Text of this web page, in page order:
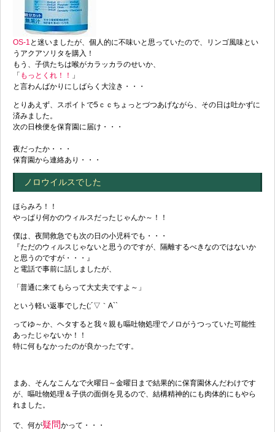
OS-1 と迷いましたが、個人的に不味いと思っていたので、リンゴ風味とい
うアクアソリタを購入！
もう、子供たちは喉がカラッカラのせいか、
「 もっとくれ！！
」
と言わんばかりにしばらく大泣き・・・
とりあえず、スポイトで5ｃｃちょっとづつあげながら、その日は吐かずに
済みました。
次の日検便を保育園に届け・・・
夜だったか・・・
保育園から連絡あり・・・
ノロウイルスでした
ほらみろ！！
やっぱり何かのウィルスだったじゃんか～！！
僕は、夜間救急でも次の日の小児科でも・・・
『ただのウィルスじゃないと思うのですが、隔離するべきなのではないか
と思うのですが・・・』
と電話で事前に話しましたが、
「普通に来てもらって大丈夫ですよ～」
という軽い返事でした(;´▽｀A``
ってゆ～か、ヘタすると我々親も嘔吐物処理でノロがうつっていた可能性
あったじゃないか！！
特に何もなかったのが良かったです。
まあ、そんなこんなで火曜日～金曜日まで結果的に保育園休んだわけです
が、嘔吐物処理＆子供の面倒を見るので、結構精神的にも肉体的にもやら
れました。
で、何が疑問かって・・・